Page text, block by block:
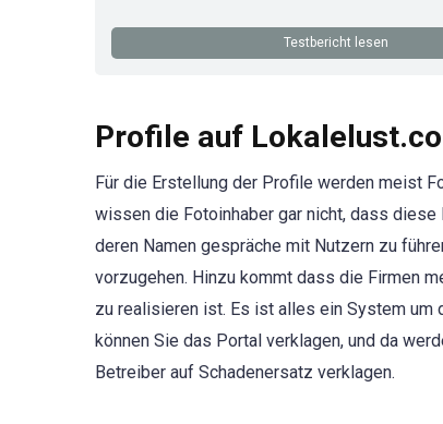
Testbericht lesen
Profile auf
Für die Erstellung der Profile werden meist
wissen die Fotoinhaber gar nicht, dass
deren Namen gespräche mit Nutzern zu
vorzugehen. Hinzu kommt dass die Firmen
zu realisieren ist. Es ist alles ein System um
können Sie das Portal verklagen, und da
Betreiber auf Schadenersatz verklagen.